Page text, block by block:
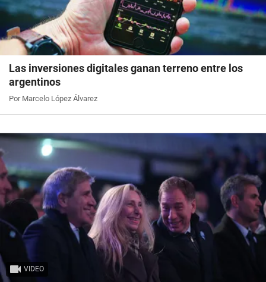
Las inversiones digitales ganan terreno entre los
argentinos
Por Marcelo López Álvarez
VIDEO